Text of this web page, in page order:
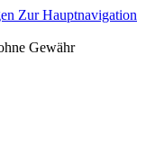
Zur Hauptnavigation
Gewähr